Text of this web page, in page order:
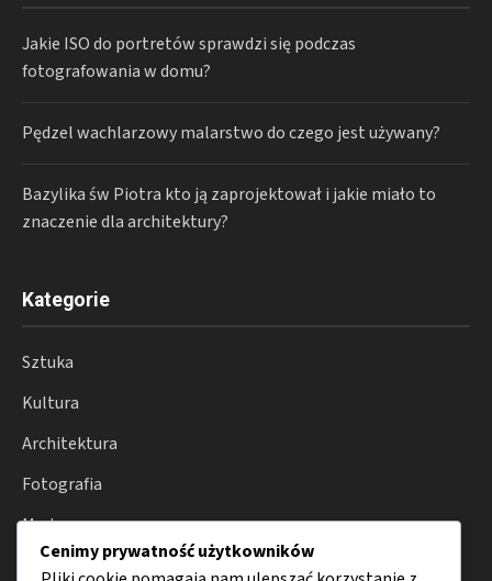
Jakie ISO do portretów sprawdzi się podczas
fotografowania w domu?
Pędzel wachlarzowy malarstwo do czego jest używany?
Bazylika św Piotra kto ją zaprojektował i jakie miało to
znaczenie dla architektury?
Kategorie
Sztuka
Kultura
Architektura
Fotografia
Moda
Cenimy prywatność użytkowników